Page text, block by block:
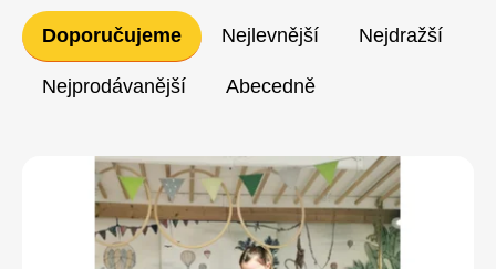
Řazení
produktů
Doporučujeme Nejlevnější Nejdražší
Nejprodávanější Abecedně